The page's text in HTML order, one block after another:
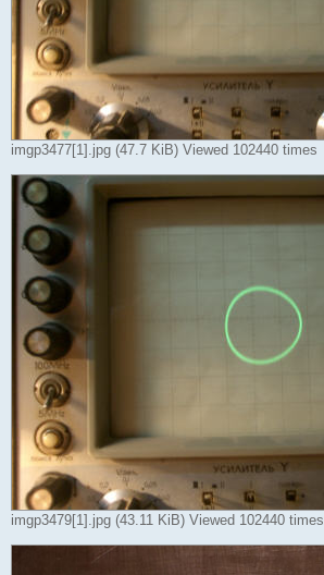
imgp3477[1].jpg (47.7 KiB) Viewed 102440 times
imgp3479[1].jpg (43.11 KiB) Viewed 102440 times